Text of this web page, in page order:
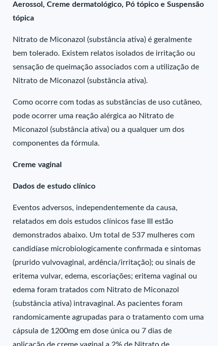
Aerossol, Creme dermatológico, Pó tópico e Suspensão
tópica
Nitrato de Miconazol (substância ativa) é geralmente
bem tolerado. Existem relatos isolados de irritação ou
sensação de queimação associados com a utilização de
Nitrato de Miconazol (substância ativa).
Como ocorre com todas as substâncias de uso cutâneo,
pode ocorrer uma reação alérgica ao Nitrato de
Miconazol (substância ativa) ou a qualquer um dos
componentes da fórmula.
Creme vaginal
Dados de estudo clínico
Eventos adversos, independentemente da causa,
relatados em dois estudos clínicos fase III estão
demonstrados abaixo. Um total de 537 mulheres com
candidíase microbiologicamente confirmada e sintomas
(prurido vulvovaginal, ardência/irritação); ou sinais de
eritema vulvar, edema, escoriações; eritema vaginal ou
edema foram tratados com Nitrato de Miconazol
(substância ativa) intravaginal. As pacientes foram
randomicamente agrupadas para o tratamento com uma
cápsula de 1200mg em dose única ou 7 dias de